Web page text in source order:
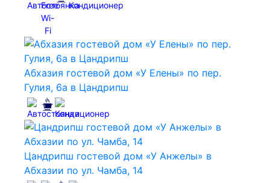
Абхазия гостевой дом «У Елены» по пер.
Гулия, 6а в Цандрипш
Цандрипш гостевой дом «У Анжелы» в
Абхазии по ул. Чамба, 14